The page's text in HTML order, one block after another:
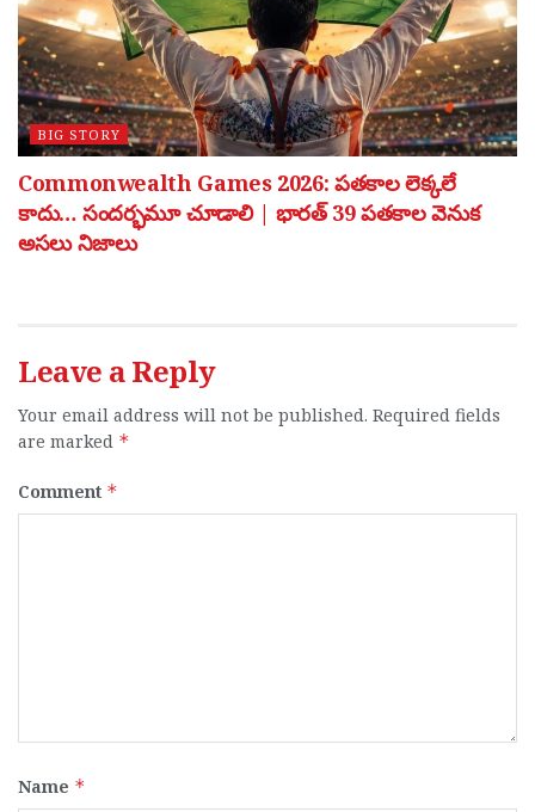
BIG STORY
Commonwealth Games 2026: పతకాల లెక్కలే
కాదు… సందర్భమూ చూడాలి | భారత్ 39 పతకాల వెనుక
అసలు నిజాలు
Leave a Reply
Your email address will not be published. Required fields
are marked *
Comment *
Name *